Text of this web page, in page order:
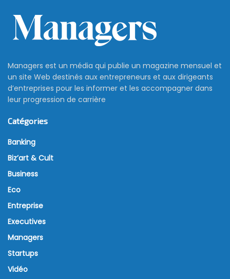
Managers est un média qui publie un magazine mensuel et
un site Web destinés aux entrepreneurs et aux dirigeants
d’entreprises pour les informer et les accompagner dans
leur progression de carrière
Catégories
Banking
Biz’art & Cult
Business
Eco
Entreprise
Executives
Managers
Startups
Vidéo